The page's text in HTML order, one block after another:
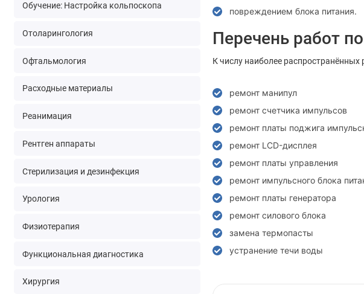
Обучение: Настройка кольпоскопа
Отоларингология
Офтальмология
Расходные материалы
Реанимация
Рентген аппараты
Стерилизация и дезинфекция
Урология
Физиотерапия
Функциональная диагностика
Хирургия
повреждением блока питания.
Перечень работ
К числу наиболее распространённых
ремонт манипул
ремонт счетчика импульсов
ремонт платы поджига
ремонт LCD-дисплея
ремонт платы управления
ремонт импульсного блока
ремонт платы генератора
ремонт силового блока
замена термопасты
устранение течи воды